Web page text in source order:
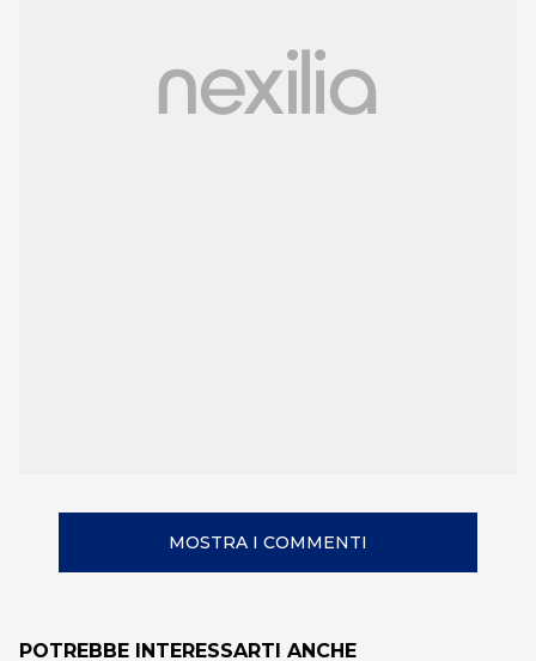
MOSTRA I COMMENTI
POTREBBE INTERESSARTI ANCHE